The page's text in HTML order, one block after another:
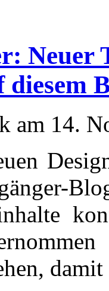
Neuer
am 14.